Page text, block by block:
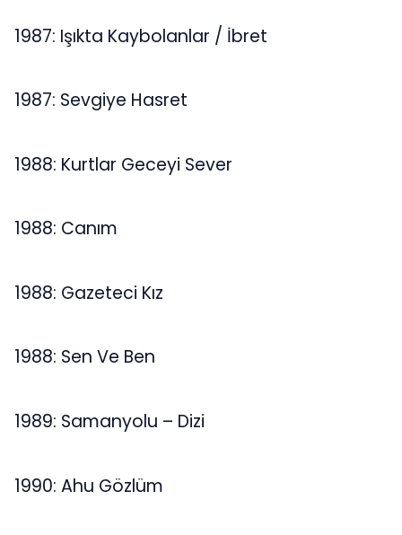
1987: Işıkta Kaybolanlar / İbret
1987: Sevgiye Hasret
1988: Kurtlar Geceyi Sever
1988: Canım
1988: Gazeteci Kız
1988: Sen Ve Ben
1989: Samanyolu – Dizi
1990: Ahu Gözlüm